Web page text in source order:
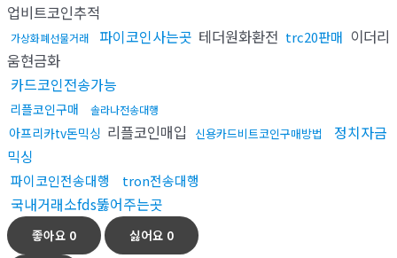
업비트코인추적
가상화폐선물거래 파이코인사는곳 테더원화환전 trc20판매 이더리
움현금화
카드코인전송가능
리플코인구매 솔라나전송대행
아프리카tv돈믹싱 리플코인매입 신용카드비트코인구매방법
정치자금
믹싱
파이코인전송대행 tron전송대행
국내거래소fds뚫어주는곳
좋아요 0 싫어요 0